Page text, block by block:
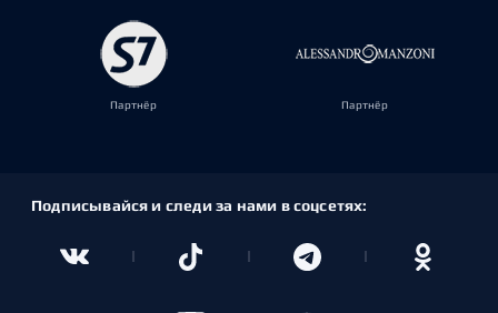
Партнёр Партнёр
Подписывайся и следи за нами в соцсетях: